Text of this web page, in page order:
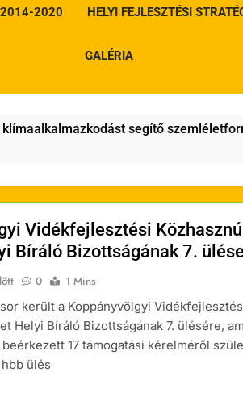
2014-2020 HELYI FEJLESZTÉSI
GALÉRIA
segítő szemléletformáló
Vidékfejlesztési Közhasznú
Bíráló Bizottságának 7.
0
1 Mins
került a Koppányvölgyi
Helyi Bíráló Bizottságának 7. ülésére,
17 támogatási kérelméről
ülés